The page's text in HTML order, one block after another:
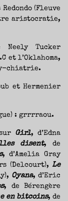
(Fleuve
aristocratie,
Neely Tucker
et l’Oklahoma,
chiatrie.
et Hermenier
: grrrraou.
Girl, d’Edna
disent, de
, d’Amelia Gray
(Delcourt),Le
Oyana, d’Eric
, de Bérengère
en bitcoins, de